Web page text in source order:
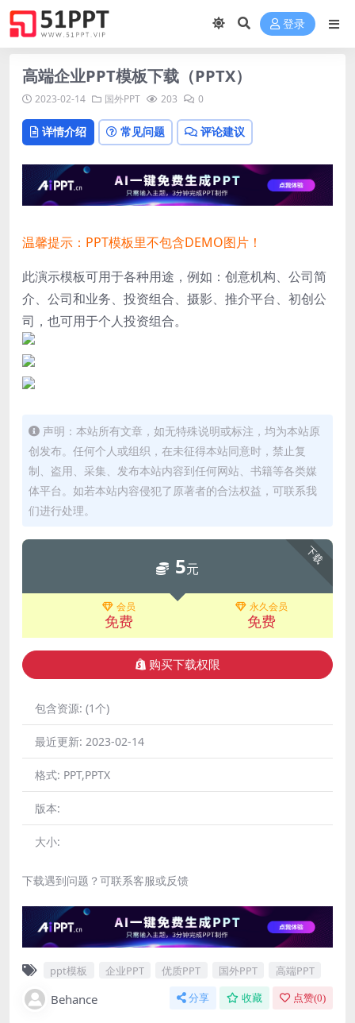
登录
高端企业PPT模板下载（PPTX）
2023-02-14 国外PPT 203 0
详情介绍 常见问题 评论建议
温馨提示：PPT模板里不包含DEMO图片！
此演示模板可用于各种用途，例如：创意机构、公司简
介、公司和业务、投资组合、摄影、推介平台、初创公
司，也可用于个人投资组合。
声明：本站所有文章，如无特殊说明或标注，均为本站原
创发布。任何个人或组织，在未征得本站同意时，禁止复
制、盗用、采集、发布本站内容到任何网站、书籍等各类媒
体平台。如若本站内容侵犯了原著者的合法权益，可联系我
们进行处理。
下载
5元
会员
免费
永久会员
免费
购买下载权限
包含资源: (1个)
最近更新: 2023-02-14
格式: PPT,PPTX
版本:
大小:
下载遇到问题？可联系客服或反馈
ppt模板 企业PPT 优质PPT 国外PPT 高端PPT
Behance 分享 收藏 点赞(0)